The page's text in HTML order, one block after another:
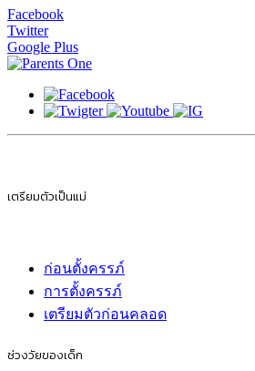
Facebook
Twitter
Google Plus
เตรียมตัวเป็นแม่
ก่อนตั้งครรภ์
การตั้งครรภ์
เตรียมตัวก่อนคลอด
ช่วงวัยของเด็ก